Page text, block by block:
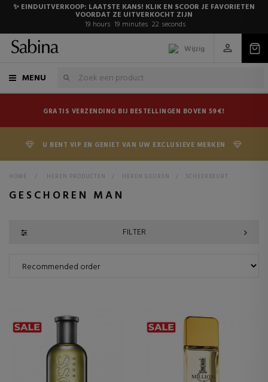
✨ EINDUITVERKOOP: LAATSTE KANS! KLIK EN SCOOR JE FAVORIETEN
VOORDAT ZE UITVERKOCHT ZIJN
19 hours 19 minutes 22 seconds
Wijzig
MENU
GRATIS VERZENDING BIJ BESTELLINGEN BOVEN 59€!
U BENT VIP EN GENIET VAN UW EXCLUSIEVE MERKEN
HOME > HEREN PRODUCTEN > HEREN GEUREN > SCHEERBEURT
GESCHOREN MAN
FILTER